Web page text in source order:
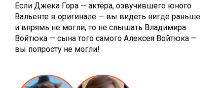
Если Джека Гора — актёра, озвучившего юного
Вальенте в оригинале — вы видеть нигде раньше
и впрямь не могли, то не слышать Владимира
Войтюка — сына того самого Алексея Войтюка —
вы попросту не могли!